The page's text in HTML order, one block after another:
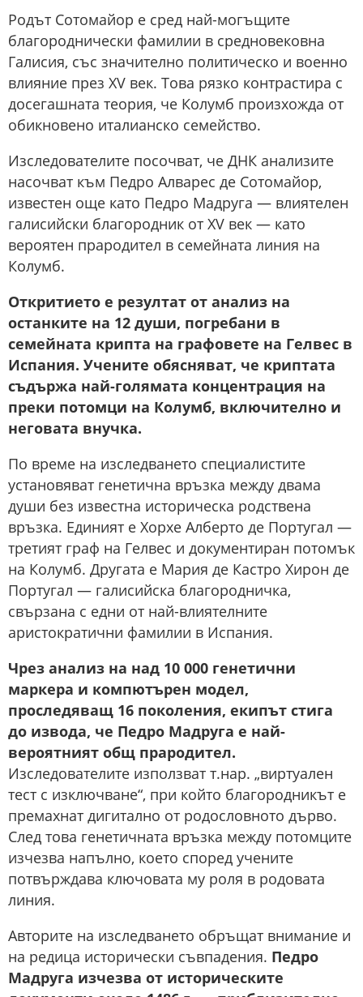
Родът Сотомайор е сред най-могъщите
благороднически фамилии в средновековна
Галисия, със значително политическо и военно
влияние през XV век. Това рязко контрастира с
досегашната теория, че Колумб произхожда от
обикновено италианско семейство.
Изследователите посочват, че ДНК анализите
насочват към Педро Алварес де Сотомайор,
известен още като Педро Мадруга — влиятелен
галисийски благородник от XV век — като
вероятен прародител в семейната линия на
Колумб.
Откритието е резултат от анализ на
останките на 12 души, погребани в
семейната крипта на графовете на Гелвес в
Испания. Учените обясняват, че криптата
съдържа най-голямата концентрация на
преки потомци на Колумб, включително и
неговата внучка.
По време на изследването специалистите
установяват генетична връзка между двама
души без известна историческа родствена
връзка. Единият е Хорхе Алберто де Португал —
третият граф на Гелвес и документиран потомък
на Колумб. Другата е Мария де Кастро Хирон де
Португал — галисийска благородничка,
свързана с едни от най-влиятелните
аристократични фамилии в Испания.
Чрез анализ на над 10 000 генетични
маркера и компютърен модел,
проследяващ 16 поколения, екипът стига
до извода, че Педро Мадруга е най-
вероятният общ прародител.
Изследователите използват т.нар. „виртуален
тест с изключване“, при който благородникът е
премахнат дигитално от родословното дърво.
След това генетичната връзка между потомците
изчезва напълно, което според учените
потвърждава ключовата му роля в родовата
линия.
Авторите на изследването обръщат внимание и
на редица исторически съвпадения. Педро
Мадруга изчезва от историческите